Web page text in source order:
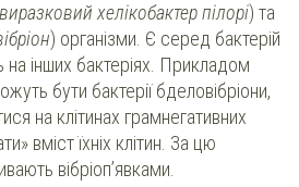
виразковий хелікобактер пілорі) та
) організми. Є серед бактерій
на інших бактеріях. Прикладом
бути бактерії бделовібріони,
на клітинах грамнегативних
вміст їхніх клітин. За цю
вібріоп’явками.